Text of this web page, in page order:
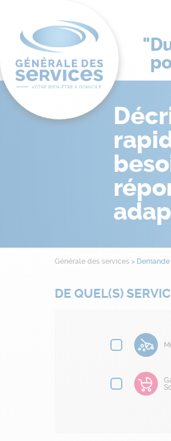
Générale des services >
DE QUEL(S)